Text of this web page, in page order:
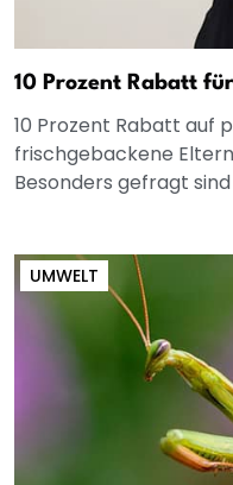
10 Prozent Rabatt
10 Prozent Rabatt auf
frischgebackene
Besonders gefragt
UMWELT